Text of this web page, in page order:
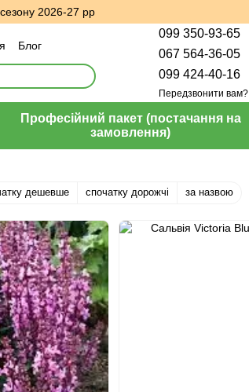
2026-27 рр
Блог
099 350-93-65
067 564-36-05
099 424-40-16
Передзвонити вам?
Професійний пакет (постачання на
замовлення)
дешевше спочатку дорожчі за назвою